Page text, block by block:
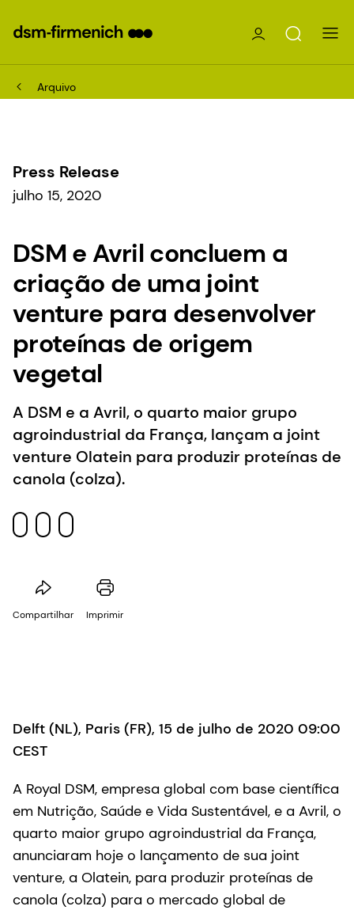
Arquivo
Press Release
julho 15, 2020
DSM e Avril concluem a
criação de uma joint
venture para desenvolver
proteínas de origem
vegetal
A DSM e a Avril, o quarto maior grupo
agroindustrial da França, lançam a joint
venture Olatein para produzir proteínas de
canola (colza).
Compartilhar Imprimir
Delft (NL), Paris (FR), 15 de julho de 2020 09:00
CEST
A Royal DSM, empresa global com base científica
em Nutrição, Saúde e Vida Sustentável, e a Avril, o
quarto maior grupo agroindustrial da França,
anunciaram hoje o lançamento de sua joint
venture, a Olatein, para produzir proteínas de
canola (colza) para o mercado global de